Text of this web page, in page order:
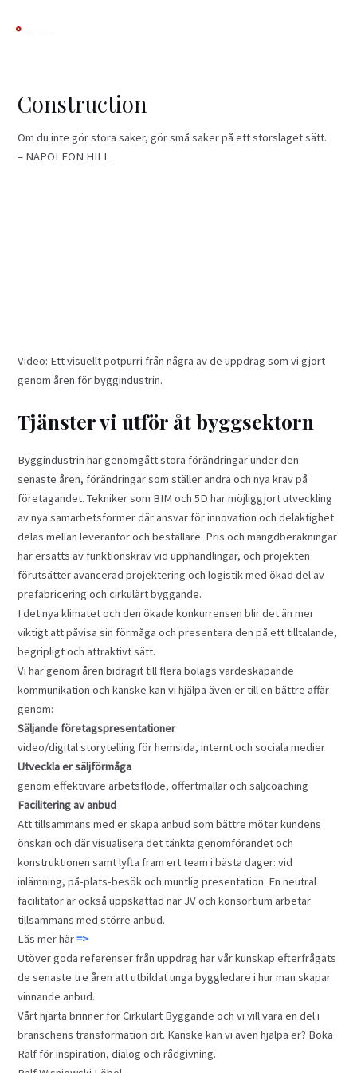
Construction
Om du inte gör stora saker, gör små saker på ett storslaget sätt.
– NAPOLEON HILL
Video: Ett visuellt potpurri från några av de uppdrag som vi gjort
genom åren för byggindustrin.
Tjänster vi utför åt byggsektorn
Byggindustrin har genomgått stora förändringar under den
senaste åren, förändringar som ställer andra och nya krav på
företagandet. Tekniker som BIM och 5D har möjliggjort utveckling
av nya samarbetsformer där ansvar för innovation och delaktighet
delas mellan leverantör och beställare. Pris och mängdberäkningar
har ersatts av funktionskrav vid upphandlingar, och projekten
förutsätter avancerad projektering och logistik med ökad del av
prefabricering och cirkulärt byggande.
I det nya klimatet och den ökade konkurrensen blir det än mer
viktigt att påvisa sin förmåga och presentera den på ett tilltalande,
begripligt och attraktivt sätt.
Vi har genom åren bidragit till flera bolags värdeskapande
kommunikation och kanske kan vi hjälpa även er till en bättre affär
genom:
Säljande företagspresentationer
video/digital storytelling för hemsida, internt och sociala medier
Utveckla er säljförmåga
genom effektivare arbetsflöde, offertmallar och säljcoaching
Facilitering av anbud
Att tillsammans med er skapa anbud som bättre möter kundens
önskan och där visualisera det tänkta genomförandet och
konstruktionen samt lyfta fram ert team i bästa dager: vid
inlämning, på-plats-besök och muntlig presentation. En neutral
facilitator är också uppskattad när JV och konsortium arbetar
tillsammans med större anbud.
Läs mer här=>
Utöver goda referenser från uppdrag har vår kunskap efterfrågats
de senaste tre åren att utbildat unga byggledare i hur man skapar
vinnande anbud.
Vårt hjärta brinner för Cirkulärt Byggande och vi vill vara en del i
branschens transformation dit. Kanske kan vi även hjälpa er? Boka
Ralf för inspiration, dialog och rådgivning.